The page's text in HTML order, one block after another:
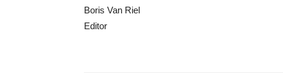
Boris Van Riel
Editor